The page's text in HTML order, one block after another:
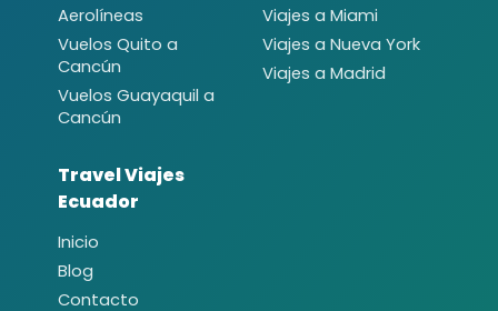
Aerolíneas
Vuelos Quito a
Cancún
Vuelos Guayaquil a
Cancún
Viajes a Miami
Viajes a Nueva York
Viajes a Madrid
Travel Viajes
Ecuador
Inicio
Blog
Contacto